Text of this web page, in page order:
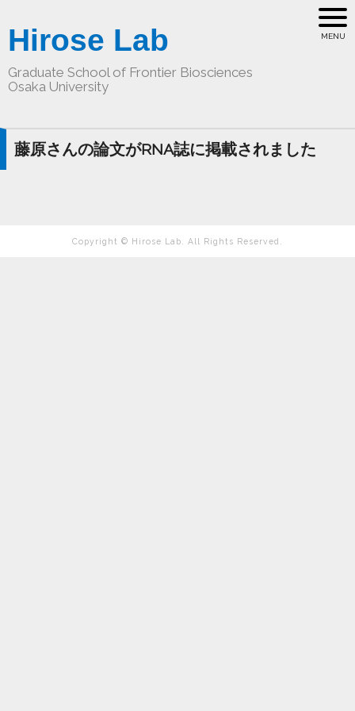
Hirose Lab
Graduate School of Frontier Biosciences
Osaka University
藤原さんの論文がRNA誌に掲載されました
Copyright © Hirose Lab. All Rights Reserved.